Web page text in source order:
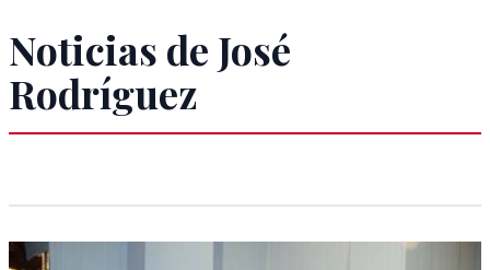
Noticias de José
Rodríguez